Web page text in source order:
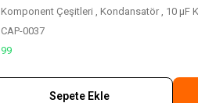
Komponent Çeşitleri , Kondansatör , 10 μF
CAP-0037
99
Sepete Ekle